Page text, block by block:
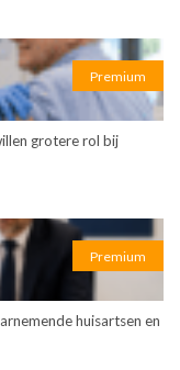
Premium
grotere rol bij
Premium
huisartsen en